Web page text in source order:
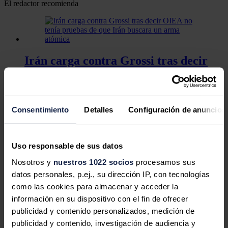
Consentimiento Detalles Configuración de anuncios
Uso responsable de sus datos
Nosotros y nuestros 1022 socios procesamos sus
datos personales, p.ej., su dirección IP, con tecnologías
como las cookies para almacenar y acceder la
información en su dispositivo con el fin de ofrecer
publicidad y contenido personalizados, medición de
publicidad y contenido, investigación de audiencia y
El redactor recomienda
Irán carga contra Grossi tras decir
OIEA no tenía pruebas de que Irán
El Brent llega a subir más de un 12%
en una semana de conflicto entre
Israel e Irán